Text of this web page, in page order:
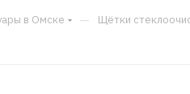
в Омске — Щётки